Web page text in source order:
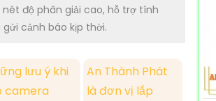
độ phân giải cao, hỗ trợ tính
cảnh báo kịp thời.
lưu ý khi
camera
An Thành Phát
là đơn vị lắp